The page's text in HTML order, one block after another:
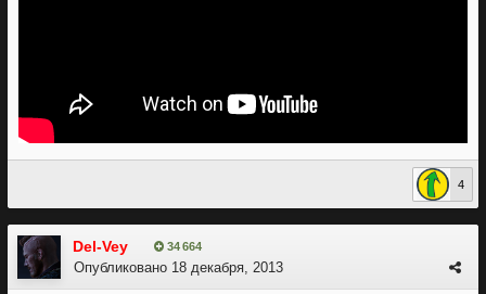
4
Del-Vey 34 664
Опубликовано 18 декабря, 2013